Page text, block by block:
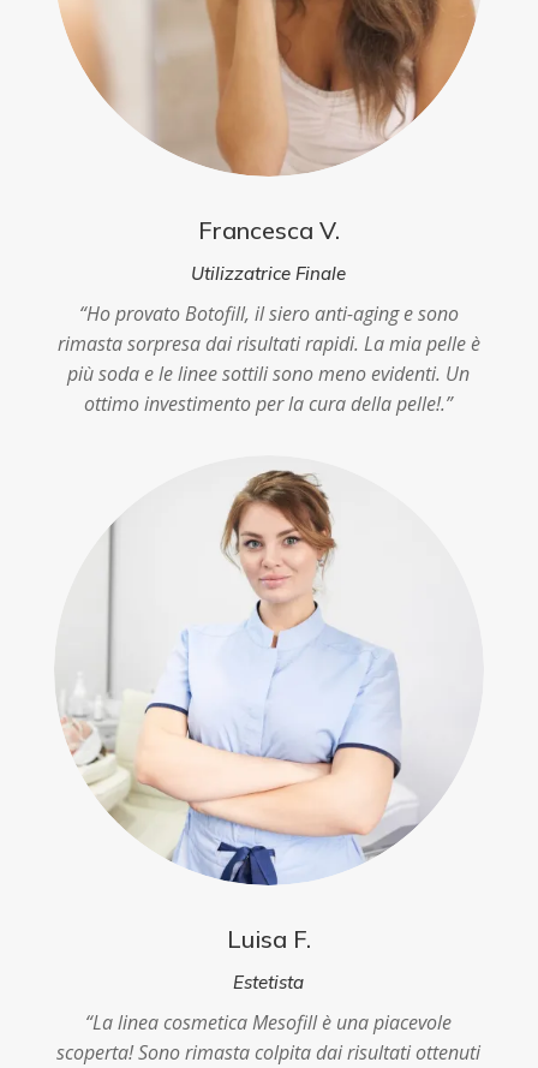
Francesca V.
Utilizzatrice Finale
“Ho provato Botofill, il siero anti-aging e sono
rimasta sorpresa dai risultati rapidi. La mia pelle è
più soda e le linee sottili sono meno evidenti. Un
ottimo investimento per la cura della pelle!.”
Luisa F.
Estetista
“La linea cosmetica Mesofill è una piacevole
scoperta! Sono rimasta colpita dai risultati ottenuti